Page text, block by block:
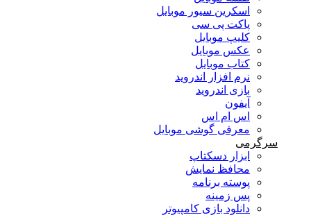
اسکرین سیور موبایل
پاکت پی سی
کلیپ موبایل
عکس موبایل
کتاب موبایل
نرم افزار اندروید
بازی اندروید
آیفون
اس ام اس
معرفی گوشی موبایل
سرگرمی
ابزار دسکتاپ
محافظ نمایش
پوسته برنامه
پس زمینه
دانلود بازی کامپیوتر